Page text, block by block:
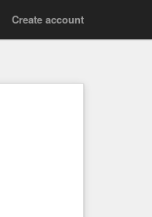
Create account